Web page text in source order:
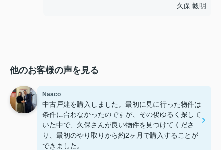
久保 毅明
他のお客様の声を見る
Naaco
中古戸建を購入しました。最初に見に行った物件は
条件に合わなかったのですが、その後ゆるく探して
いた中で、久保さんが良い物件を見つけてくださ
り、最初のやり取りから約2ヶ月で購入することが
できました。